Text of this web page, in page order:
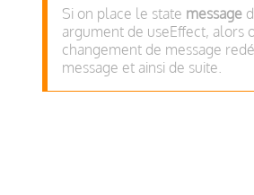
Si on place le state message
argument de useEffect, alors
changement de message
message et ainsi de suite.